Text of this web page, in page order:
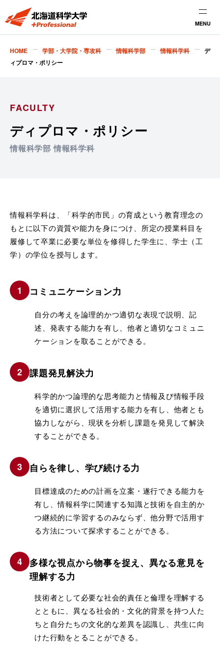
MENU
HOME 学部・大学院・専攻科 情報科学部 情報科学科
デ
ィプロマ・ポリシー
FACULTY
ディプロマ・ポリシー
情報科学部 情報科学科
情報科学科は、「科学的市民」の育成という教育理念の
もとに以下の資質や能力を身につけ、所定の授業科目を
履修して卒業に必要な単位を修得した学生に、学士（工
学）の学位を授与します。
コミュニケーション力
自分の考えを論理的かつ適切な表現で説明、記
述、発表する能力を有し、他者と適切なコミュニ
ケーションを取ることができる。
課題発見解決力
科学的かつ論理的な思考能力と情報及び情報手段
を適切に選択して活用する能力を有し、他者とも
協力しながら、現状を分析し課題を発見して解決
することができる。
自らを律し、学び続ける力
目標達成のための計画を立案・遂行できる能力を
有し、情報科学に関連する知識と技術を自主的か
つ継続的に学習するのみならず、他分野で活用す
る方法について探求することができる。
多様な視点から物事を捉え、異なる意見を
理解する力
技術者として必要な社会的責任と倫理を理解する
とともに、異なる社会的・文化的背景を持つ人た
ちと自分たちの文化的な差異を認識し、共生に向
けた行動をとることができる。